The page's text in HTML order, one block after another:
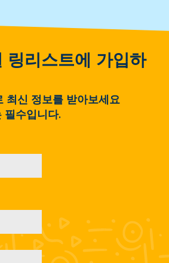
링리스트에 가입하
최신 정보를 받아보세요
필수입니다.